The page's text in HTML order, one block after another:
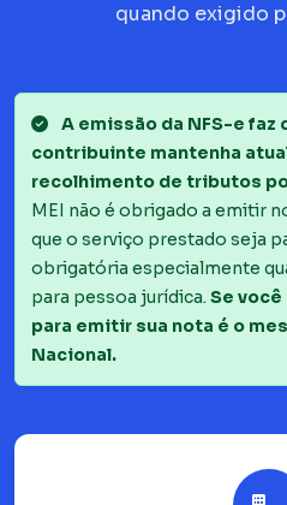
quando exigido
A emissão da NFS-e faz
contribuinte mantenha
recolhimento de tributos
MEI não é obrigado a emitir
que o serviço prestado seja
obrigatória especialmente
para pessoa jurídica. Se você
para emitir sua nota é o
Nacional.